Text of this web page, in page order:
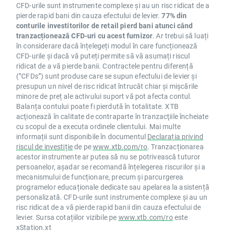
CFD-urile sunt instrumente complexe și au un risc ridicat de a
pierde rapid bani din cauza efectului de levier.77% din
conturile investitorilor de retail pierd bani atunci când
tranzacționează CFD-uri cu acest furnizor. Ar trebui să luați
în considerare dacă înțelegeți modul în care funcționează
CFD-urile și dacă vă puteți permite să vă asumați riscul
ridicat de a vă pierde banii. Contractele pentru diferență
(”CFDs”) sunt produse care se supun efectului de levier și
presupun un nivel de risc ridicat întrucât chiar și mișcările
minore de preț ale activului suport vă pot afecta contul.
Balanța contului poate fi pierdută în totalitate. XTB
acţionează în calitate de contraparte în tranzacţiile încheiate
cu scopul de a executa ordinele clientului. Mai multe
informații sunt disponibile în documentul Declarația privind
riscul de investițiede pewww.xtb.com/ro. Tranzacționarea
acestor instrumente ar putea să nu se potrivească tuturor
persoanelor, așadar se recomandă înțelegerea riscurilor și a
mecanismului de funcționare, precum și parcurgerea
programelor educaționale dedicate sau apelarea la asistență
personalizată. CFD-urile sunt instrumente complexe și au un
risc ridicat de a vă pierde rapid banii din cauza efectului de
levier. Sursa cotațiilor vizibile pe www.xtb.com/roeste
xStation.xt